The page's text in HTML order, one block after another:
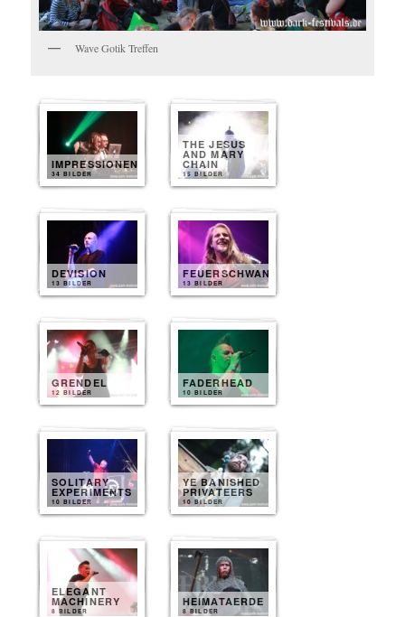
Wave Gotik Treffen
IMPRESSIONEN
34 BILDER
THE JESUS
AND MARY
CHAIN
15 BILDER
DEVISION
13 BILDER
FEUERSCHWANZ
13 BILDER
GRENDEL
12 BILDER
FADERHEAD
10 BILDER
SOLITARY
EXPERIMENTS
10 BILDER
YE BANISHED
PRIVATEERS
10 BILDER
ELEGANT
MACHINERY
8 BILDER
HEIMATAERDE
8 BILDER